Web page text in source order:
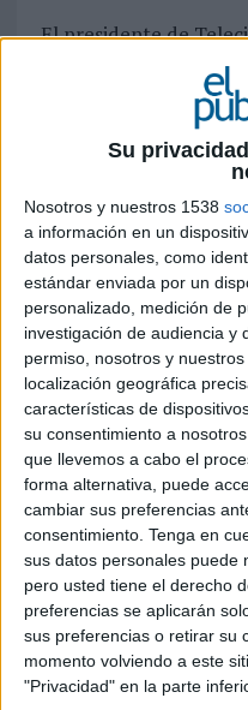
Su
Nosotros y nuestros 1538
a información en un
datos personales, como
estándar enviada por un
personalizado, medición de
investigación de audiencia y
permiso, nosotros y
localización geográfica
características de
su consentimiento a
que llevemos a cabo el
forma alternativa, puede
cambiar sus preferencias
consentimiento. Tenga en
sus datos personales puede
pero usted tiene el derecho
preferencias se aplicarán
sus preferencias o retirar su
momento volviendo a este
"Privacidad" en la parte
El presidente de
las televisiones
financiación
RTVE, que prevé
publicidad en la
Alejandro Echevarría,
privada de televisión
mayoría por el grupo
presidente italiano
extender a las
modelo de
Gobierno para Radio
prevé suprimir
la cadena pública e
de financiación
de televisión que
de telefonía y dinero
Según EFE/E.Press,
sería "una gran
sector audiovisual
reforma de un
televisión pública "se
comercial más" que
ventajosas" respecto a